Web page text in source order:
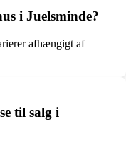
i Juelsminde?
afhængigt af
til salg i